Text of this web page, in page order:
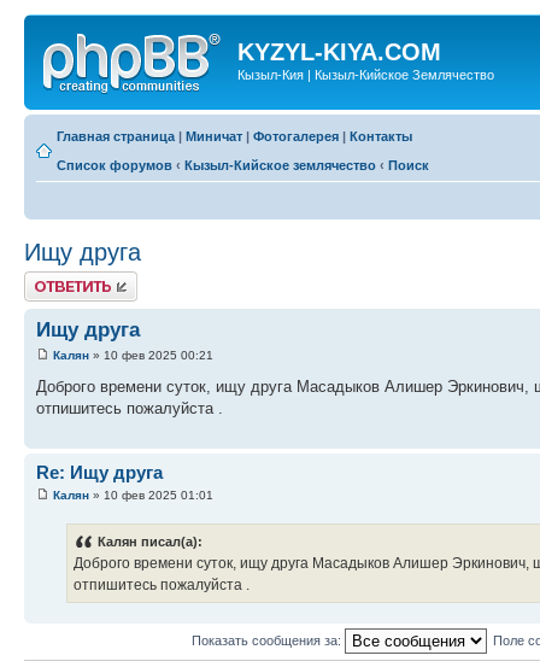
KYZYL-KIYA.COM
Кызыл-Кия | Кызыл-Кийское Землячество
Главная страница | Миничат | Фотогалерея | Контакты
Список форумов ‹ Кызыл-Кийское землячество ‹ Поиск
Ищу друга
Ответить
Ищу друга
Калян » 10 фев 2025 00:21
Доброго времени суток, ищу друга Масадыков Алишер Эркинович,
отпишитесь пожалуйста .
Re: Ищу друга
Калян » 10 фев 2025 01:01
Калян писал(а):
Доброго времени суток, ищу друга Масадыков Алишер Эркинович,
отпишитесь пожалуйста .
Показать сообщения за: Поле